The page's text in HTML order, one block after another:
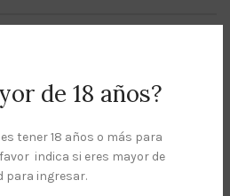
de 18 años?
tener 18 años o más para
indica si eres mayor de
para ingresar.
DISPONBLES:
OG – Indica
Punch – Sativa